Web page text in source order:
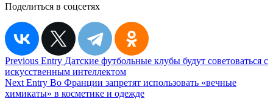
Поделиться в соцсетях
Навигация
по
записям
Previous Entry Датские футбольные клубы будут советоваться с
искусственным интеллектом
Next Entry Во Франции запретят использовать «вечные
химикаты» в косметике и одежде